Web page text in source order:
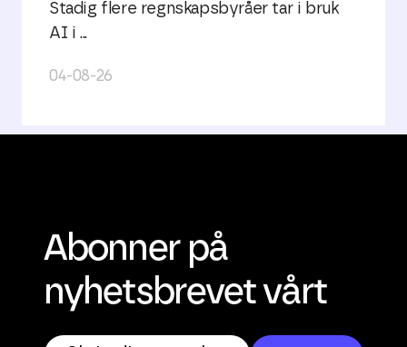
Stadig flere regnskapsbyråer tar i bruk
AI i ...
04-08-26
Abonner på
nyhetsbrevet vårt